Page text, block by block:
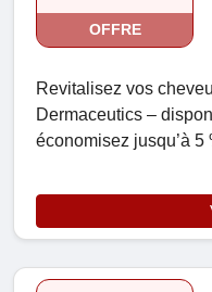
OFFRE
Revitalisez vos
Dermaceutics –
économisez jusqu’à 5